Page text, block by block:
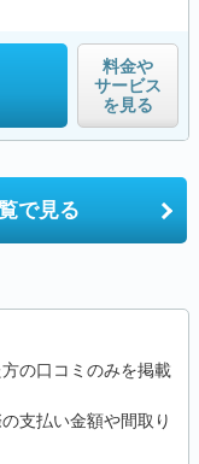
料金や
サービス
を見る
で見る
の口コミのみを掲載
支払い金額や間取り